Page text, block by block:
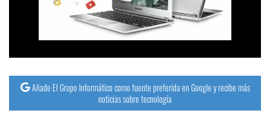
Operadores
Trucos
Tutoriales
Añade El Grupo Informático como fuente preferida en Google y recibe más
noticias sobre tecnología